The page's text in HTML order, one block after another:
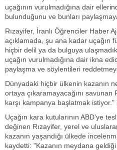
uçağının vurulmadığına dair
bulunduğunu ve bunları
Rızayifer, İranlı Öğrenciler Haber
açıklamada, şu ana kadar uçağın
hiçbir delil ya da bulguya
uçağın vurulmadığına dair ikna
paylaşma ve söylentileri
Dünyadaki hiçbir ülkenin kazanın
ortaya çıkaramayacağını savunan
karşı kampanya başlatmak istiyor."
Uçağın kara kutularının ABD'ye
değinen Rızayifer, yerel ve
kazanın yaşandığı ülkede
kaydetti: "Kazanın meydana